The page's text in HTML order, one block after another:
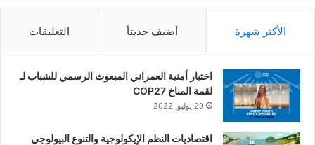
الأكثر شهرة أضيف حديثاً التعليقات
اختيار أمنية العمراني المبعوث الرسمي للشباب لـ
لقمة المناخ COP27
29 يوليو, 2022
اقتصاديات النظم الإيكولوجية والتنوع البيولوجي